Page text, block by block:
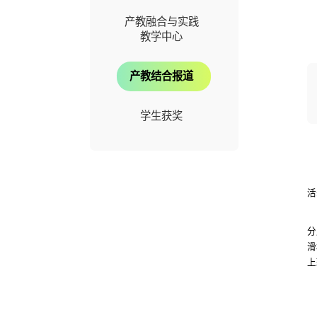
产教融合与实践
教学中心
产教结合报道
学生获奖